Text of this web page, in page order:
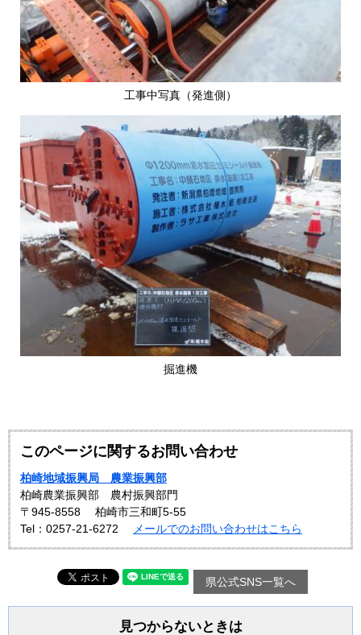
​工事中写真（発進側）
​掘進機
このページに関するお問い合わせ
柏崎地域振興局 農業振興部
柏崎農業振興部 農村振興部門
〒945-8558
柏崎市三和町5-55
Tel：0257-21-6272
メールでのお問い合わせはこちら
県公式SNS一覧へ
見つからないときは